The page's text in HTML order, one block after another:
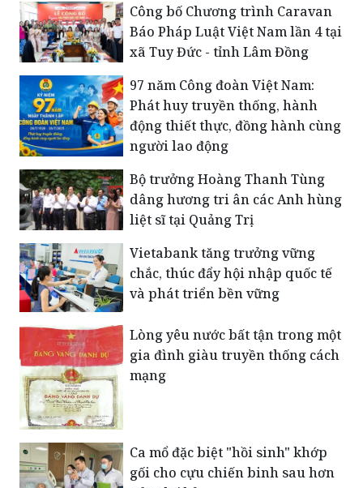
Công bố Chương trình Caravan
Báo Pháp Luật Việt Nam lần 4 tại
xã Tuy Đức - tỉnh Lâm Đồng
​97 năm Công đoàn Việt Nam:
Phát huy truyền thống, hành
động thiết thực, đồng hành cùng
người lao động
Bộ trưởng Hoàng Thanh Tùng
dâng hương tri ân các Anh hùng
liệt sĩ tại Quảng Trị
Vietabank tăng trưởng vững
chắc, thúc đẩy hội nhập quốc tế
và phát triển bền vững
Lòng yêu nước bất tận trong một
gia đình giàu truyền thống cách
mạng
Ca mổ đặc biệt "hồi sinh" khớp
gối cho cựu chiến binh sau hơn